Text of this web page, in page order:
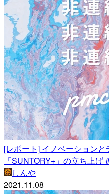
[レポート] イノベーションと
「SUNTORY+」の立ち上げ
しんや
2021.11.08